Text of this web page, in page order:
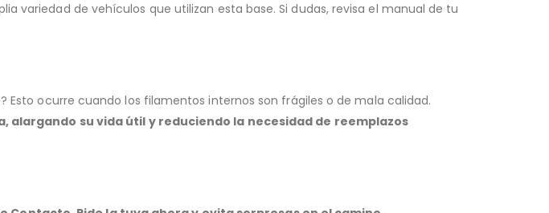
variedad de vehículos que utilizan esta base. Si dudas, revisa el manual de tu
ocurre cuando los filamentos internos son frágiles o de mala calidad.
su vida útil y reduciendo la necesidad de reemplazos